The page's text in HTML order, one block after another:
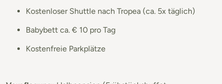
Kostenloser Shuttle nach Tropea (ca. 5x täglich)
Babybett ca. € 10 pro Tag
Kostenfreie Parkplätze